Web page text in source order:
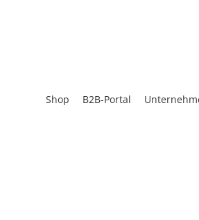
Shop B2B-Portal